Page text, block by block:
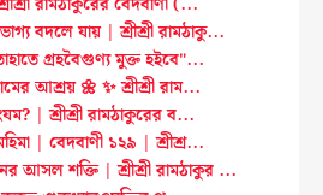
বদলে যায় | শ্রীশ্রী রামঠাকু...
গ্রহবৈগুণ্য মুক্ত হইবে"...
আশ্রয় 🌼 ✨ শ্রীশ্রী রাম...
| শ্রীশ্রী রামঠাকুরের ব...
| বেদবাণী ১২৯ | শ্রীশ্র...
আসল শক্তি | শ্রীশ্রী রামঠাকুর ...